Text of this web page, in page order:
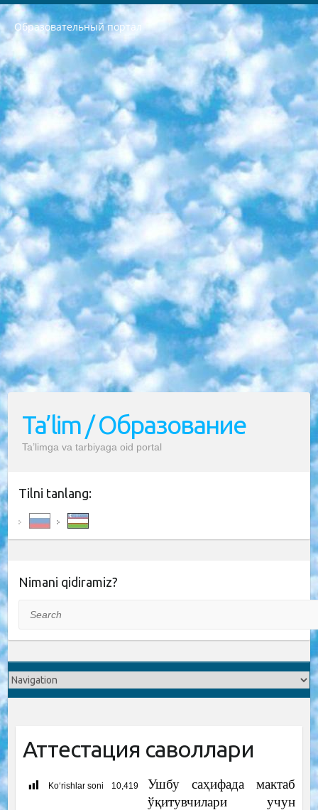
Образовательный портал
РЕСПУБЛИКА УЗБЕКИСТАН МИНИСТРЕРСТВО ДОШКОЛЬНОГО И ШКОЛЬНОГО ОБРАЗОВАНИЯ КОМАНДА в общеобразовательных учреждениях в 2023-2024 учебном году организация и проведение итоговой государственной аттестации обучающихся о Министра дошкольного и школьного образования Республики Узбекистан от 4 марта 2008 года (постановлением Минюста от 20 марта 2008 года № 1778 государственной регистрации) «Итоговое состояние учащихся общего среднего образования на основании положения об утверждении положения об аттестации общего среднего образования выпускной экзамен студентов в образовательных учреждениях в 2023-2024 учебном году В целях организации и прохождения аттестации приказываю: 1. Следующее: перечень предметов, по которым будет проводиться итоговая государственная аттестация и экзамен формы перевода согласно приложению 1; сертификаты международного образца, оценивающие уровень владения иностранными языками перечень согласно приложению 2; 2. Педагогический при специализированных образовательных учреждениях. научно-практический центр квалификации и международной оценки (Д.Давидова) 2024 г. До 25 марта: задания по предметам, по которым будет проводиться итоговая аттестация разработка и утверждение технических условий; итоговая аттестация на основании разработанного предметного задания разработка вопросов по предметам (устно и письменно), экзамен передача; общеобразовательные средние школы и специальные учебные заведения учащиеся выпускных классов школ и интернатов в агентской системе подготовка базы данных экзаменационных материалов и критериев оценки; перевод базы экзаменационных материалов на все языки обучения подать в Республиканский образовательный центр для изготовления; варианты экзаменов на основе разработанных контрольных материалов пусть будут поставлены задачи формирования. 3. Республиканский образовательный центр (Ш.Худайкулов) до 5 апреля 2024 года. до: база данных предоставленных экзаменационных материалов на все языки обучения перевод и экспертиза; для слепых, слабовидящих, глухих, слабослышащих и умственно отсталых детей учащиеся выпускных классов специализированных школ и школ-интернатов база данных экзаменационных материалов на всех преподаваемых языках подготовка критериев оценки; специализированные школы для умственно отсталых детей и технологии для учащихся выпускных классов школ-интернатов разработка соответствующих рекомендаций и критериев проведения ЕГЭ по естествознанию давать задания. 4. Педагогический при специализированных образовательных учреждениях. Научно-практический центр навыков и международной оценки (Д.Давидова), Республика образовательный центр (Худайкулов Ш.) итоговый государственный аттестационный экзамен ориентирован на творческое и логическое мышление при подготовке базы материалов учитывать введение заданий. 5. Следует отметить, что: сертификат государственного образца о знании общеобразовательного предмета и как минимум национальный уровень B1 по предметам на иностранных языках, указанным в Приложении 2. или международно признанный сертификат эквивалентного уровня студенты, изучающие определенный предмет, освобождаются от экзамена; по соответствующим предметам запланирована итоговая государственная аттестация за день до дня, путем жеребьевки Рабочей группой (в письменной форме по предметам, проводимым в форме) из числа сформированных вариантов выбрано 2 варианта; 2 выбранных варианта экзамена анонсированы на официальном сайте министерства и все выпускники по всей стране на основе этих вариантов проводит итоговую государственную аттестацию. 6. Государственное образование учащихся средних общеобразовательных учреждений. знания в соответствии с квалификационными требованиями, которые необходимо приобрести на основании стандартов итоговый (выпускной) контроль для 9 и 11 классов в целях тестирования Экзамены (далее – экзамены) состоят из предметов, перечисленных в приложении 1. будет сделано. 7. Экзамены пройдут с 26 мая по 15 июня 2024 г. (кроме науки физического воспитания). 8. Физическая для учащихся 9 классов общесредних образовательных учреждений. Экзамены по предмету «Образование, квалификация медицина» 1-6 мая 2024 года. сотрудники перевести под присмотр (с отклонениями в физическом или умственном развитии) специализированная школа для детей, школы-интернаты и со сколиозом школы-интернаты санаторного типа для больных детей исключены). 9. Он был слепым, слабовидящим и имел нарушения опорно-двигательного аппарата. экзамены в специализированных школах и интернатах для детей должны проводиться исходя из требований, предъявляемых к общеобразовательным учреждениям (физкультура кроме науки). 10. Специализированная школа для глухих и слабослышащих детей. и экзамены в интернатах и быть реализован в виде письменного теста по математике. 11. Специальность для умственно отсталых детей. Для 9 класса Родной язык и литературное письмо Государственный язык (язык обучения – узбекский). для неклассов) написано Математическое письмо Письменная/устная история Узбекистана Физическое воспитание практично Итоговый контроль Для 11 класса Написание родного языка и литературы (эссе) Математическое письмо Узбекский язык (обучение на узбекском языке) не посещающее общее среднее образование для учреждений)/Образовательное учреждение выбор письменный и устный Иностранный язык письменный/устный Письменная/устная история Узбекистана *По выбору студента:  Химия  Физика  Основы государственного права  География 10 бесплатных образовательных ресурсов - Мы составили подборку онлайн-проектов с интерактивными упражнениями, видеолекциями и статьями. Они помогут вам обрести новые и освежить старые знания бесплатно. 1. «ИНТУИТ» Старейшая образовательная площадка Рунета. Здесь вы найдёте сотни текстовых и видеокурсов на десятки различных тем — от программирования до психологии. Многие курсы подготовлены российскими университетами и крупными международными компаниями вроде Intel и Microsoft. Самостоятельное обучение бесплатное, но желающие могут оплатить услуги персональных наставников. 2. «Смартия» знакомит с актуальными профессиями и подсказывает, как им обучаться. Выбрав заинтересовавшую вас специальность — SMM-специалист, фотограф, веб-дизайнер или другую, — увидите список необходимых для неё умений. Чтобы вы могли освоить их самостоятельно, для каждого умения площадка отображает подборку ссылок на учебные материалы. Хотя «Смартия» ориентируется на русскоязычную аудиторию, часть контента всё же доступна только на английском. 3. «Лекторий Физтеха» Проект Московского физико-технического института (Физтеха). С его помощью вы можете смотреть онлайн серии лекций, записанные на видео в этом вузе. В числе доступных предметов — физика, биология, химия, информационные технологии и другие. К некоторым лекциям администрация ресурса прилагает готовые конспекты, которые можно скачивать в PDF-формате. 4. ITMOcourses Онлайн-площадка Санкт-Петербургского национального исследовательского университета информационных технологий, механики и оптики (ИТМО). Ресурс предоставляет свободный доступ к курсам, разработанным в этом вузе. Каталог материалов разбит на четыре категории: «Оптические системы и технологии», «Приборостроение и робототехника», «Информационные технологии» и «Биотехнологии». Курсы состоят из видеолекций, интерактивных демонстраций и заданий. 5. «КиберЛенинка» Электронная научная библиотека открытого доступа. Каталог площадки регулярно обрастает текстами статей из различных научных изданий. Сгруппированные по журналам и рубрикам публикации можно читать онлайн или скачивать целиком в PDF-формате. Проект нацелен на популяризацию науки за счёт открытого доступа к качественной информации. 6. «ПостНаука» На этом ресурсе публикуют подборки видеолекций, составленные экспертами из разных отраслей и объединённые общими темами. Среди них, к примеру, есть серии «Биоинформатика и геномика», «Культура средневековой Скандинавии» и Cinema Studies о теории кино. Каждая подборка лекций — логически связанная история, рассказанная экспертом от первого лица. Кроме того, на сайте появляются научно-образовательные статьи и тесты на разные темы. 7. «Newочём» Команда проекта «Newочём» отбирает самые интересные тексты из англоязычных СМИ и переводит те из них, за которые голосуют участники сообщества «ВКонтакте». По большей части это научно-популярные статьи. Редакторы придумывают лишь заголовки, в остальном содержание переводов соответствует оригиналам. Полные тексты можно читать прямо в социальной сети. 8. InternetUrok Онлайн-база материалов по основным дисциплинам школьной программы. Информация на сайте структурирована по классам, предметам и темам (урокам). Каждый урок состоит из видеолекций и конспектов. Есть также интерактивные тренажёры и тесты для закрепления пройденного материала. Даже если вы давно окончили школу, возможность повторить программу старших классов всегда может пригодиться. 9. Edutainme Ещё один ресурс об образовании. В отличие от Newtonew, как мне кажется, Edutainme больше ориентируется на представителей индустрии: педагогов, предпринимателей, разработчиков образовательных проектов. Но и любой, кто просто стремится к саморазвитию, найдёт на сайте много полезного и интересного для себя. Например, информацию о новых курсах и образовательных сервисах. 10. Newtonew Онлайн-медиа об образовании и обучении в широком смысле. Авторы Newtonew пишут об инструментах, заведениях, тактиках и стратегиях, которые помогают учить других и получать новые знания самостоятельно. На этой площадке вы найдёте новости, обзоры, аналитические мат
Ta’lim / Образование
Ta’limga va tarbiyaga oid portal
Tilni tanlang:
Nimani qidiramiz?
Аттестация саволлари
Ko‘rishlar soni 10,419
Ушбу саҳифада мактаб
ўқитувчилари учун